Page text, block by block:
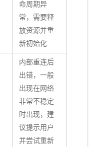
命周期异
常，需要释
放资源并重
新初始化
内部重连后
出错，一般
出现在网络
非常不稳定
时出现，建
议提示用户
并尝试重新